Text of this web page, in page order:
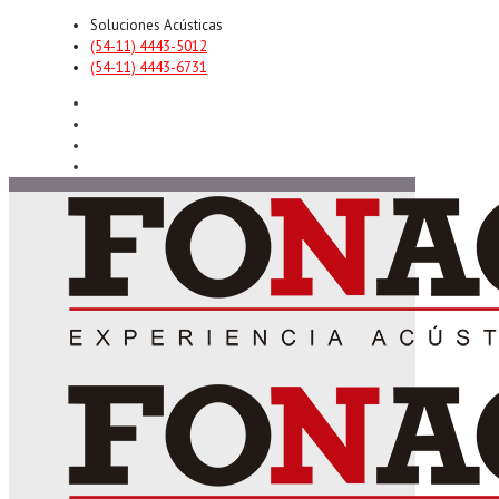
Soluciones Acústicas
(54-11) 4443-5012
(54-11) 4443-6731